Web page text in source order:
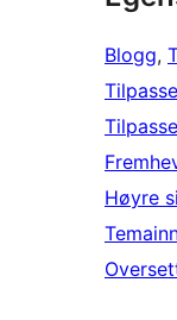
Blogg,
Høyre